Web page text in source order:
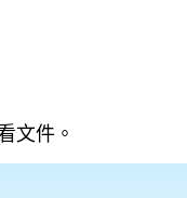
文件。